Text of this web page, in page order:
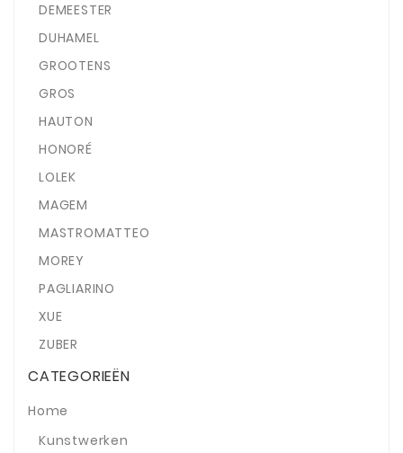
DEMEESTER
DUHAMEL
GROOTENS
GROS
HAUTON
HONORÉ
LOLEK
MAGEM
MASTROMATTEO
MOREY
PAGLIARINO
XUE
ZUBER
CATEGORIEËN
Home
Kunstwerken